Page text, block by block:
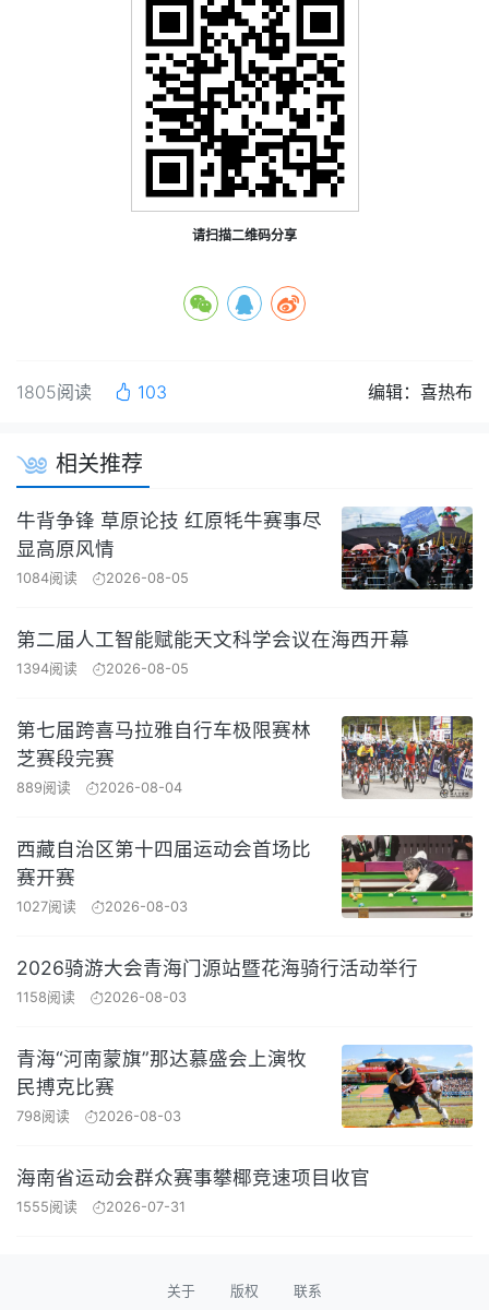
请扫描二维码分享
1805阅读 103 编辑：喜热布
相关推荐
牛背争锋 草原论技 红原牦牛赛事尽
显高原风情
1084阅读 2026-08-05
第二届人工智能赋能天文科学会议在海西开幕
1394阅读 2026-08-05
第七届跨喜马拉雅自行车极限赛林
芝赛段完赛
889阅读 2026-08-04
西藏自治区第十四届运动会首场比
赛开赛
1027阅读 2026-08-03
2026骑游大会青海门源站暨花海骑行活动举行
1158阅读 2026-08-03
青海“河南蒙旗”那达慕盛会上演牧
民搏克比赛
798阅读 2026-08-03
海南省运动会群众赛事攀椰竞速项目收官
1555阅读 2026-07-31
关于 版权 联系